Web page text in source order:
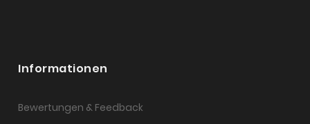
Informationen
Bewertungen & Feedback